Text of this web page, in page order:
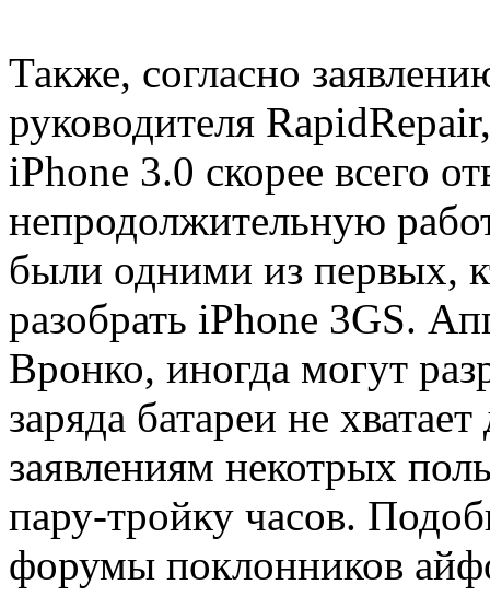
Также, согласно
руководителя
iPhone 3.0 скорее всего
непродолжительную
были одними из первых,
разобрать iPhone 3GS.
Вронко, иногда могут
заряда батареи не
заявлениям некотрых
пару-тройку часов.
форумы поклонников